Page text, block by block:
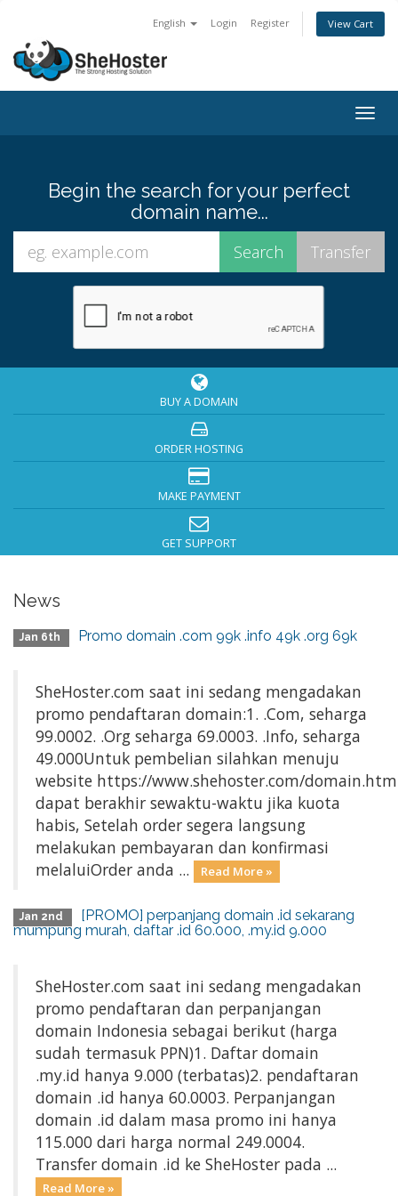
English Login Register View Cart
Begin the search for your perfect
domain name...
BUY A DOMAIN
ORDER HOSTING
MAKE PAYMENT
GET SUPPORT
News
Jan 6th Promo domain .com 99k .info 49k .org 69k
SheHoster.com saat ini sedang mengadakan
promo pendaftaran domain:1. .Com, seharga
99.0002. .Org seharga 69.0003. .Info, seharga
49.000Untuk pembelian silahkan menuju
website https://www.shehoster.com/
dapat berakhir sewaktu-waktu jika kuota
habis, Setelah order segera langsung
melakukan pembayaran dan konfirmasi
melaluiOrder anda ...
Read More »
Jan 2nd
[PROMO] perpanjang domain .id sekarang
mumpung murah, daftar .id 60.000, .my.id 9.000
SheHoster.com saat ini sedang mengadakan
promo pendaftaran dan perpanjangan
domain Indonesia sebagai berikut (harga
sudah termasuk PPN)1. Daftar domain
.my.id hanya 9.000 (terbatas)2. pendaftaran
domain .id hanya 60.0003. Perpanjangan
domain .id dalam masa promo ini hanya
115.000 dari harga normal 249.0004.
Transfer domain .id ke SheHoster pada ...
Read More »